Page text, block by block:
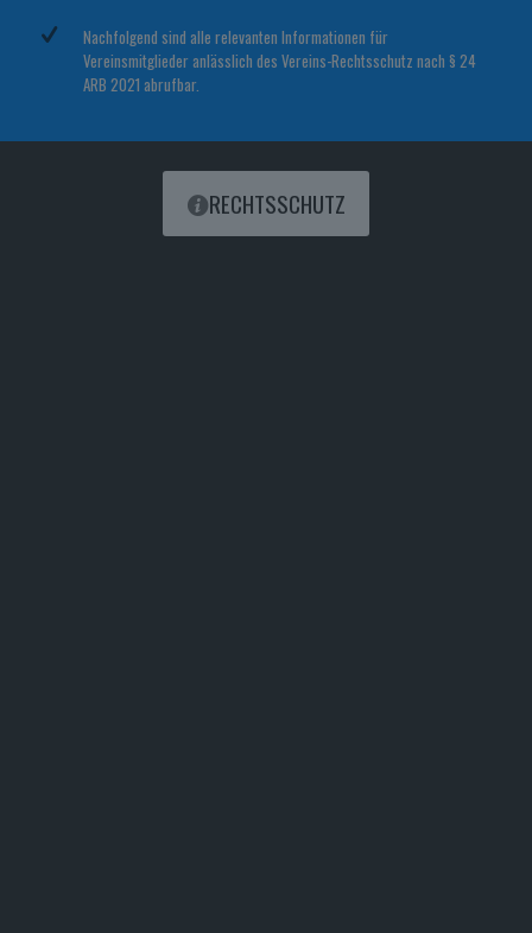
Nachfolgend sind alle relevanten Informationen für
Vereinsmitglieder anlässlich des Vereins-Rechtsschutz nach § 24
ARB 2021 abrufbar.
RECHTSSCHUTZ